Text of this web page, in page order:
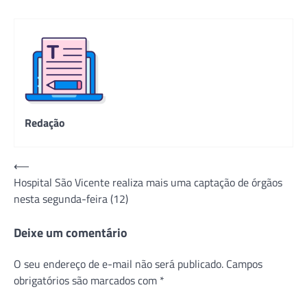
Redação
Navegação
de
Post
⟵
Hospital São Vicente realiza mais uma captação de órgãos
nesta segunda-feira (12)
Deixe um comentário
O seu endereço de e-mail não será publicado. Campos
obrigatórios são marcados com *